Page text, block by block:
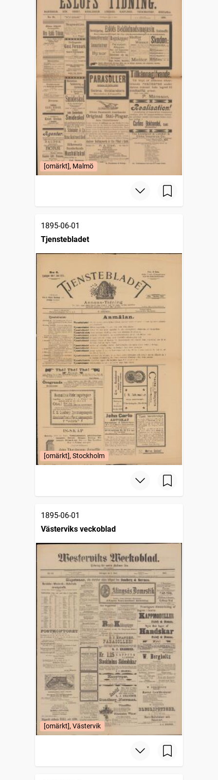
[omärkt], Malmö
1895-06-01
Tjenstebladet
[omärkt], Stockholm
1895-06-01
Västerviks veckoblad
[omärkt], Västervik